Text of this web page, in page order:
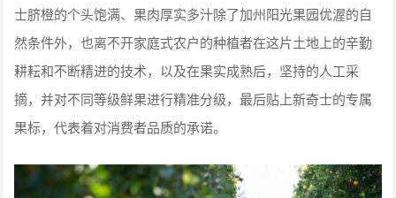
士脐橙的个头饱满、果肉厚实多汁除了加州阳光果园优渥的自
然条件外，也离不开家庭式农户的种植者在这片土地上的辛勤
耕耘和不断精进的技术，以及在果实成熟后，坚持的人工采
摘，并对不同等级鲜果进行精准分级，最后贴上新奇士的专属
果标，代表着对消费者品质的承诺。